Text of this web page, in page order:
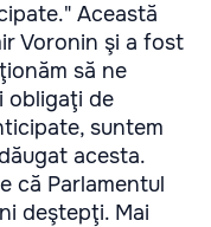
Această
Voronin şi a fost
să ne
obligaţi de
suntem
acesta.
că Parlamentul
deştepţi. Mai